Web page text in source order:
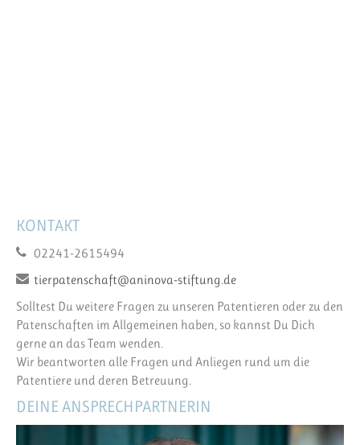
KONTAKT
02241-2615494
tierpatenschaft@aninova-stiftung.de
Solltest Du weitere Fragen zu unseren Patentieren oder zu den
Patenschaften im Allgemeinen haben, so kannst Du Dich
gerne an das Team wenden.
Wir beantworten alle Fragen und Anliegen rund um die
Patentiere und deren Betreuung.
DEINE ANSPRECHPARTNERIN